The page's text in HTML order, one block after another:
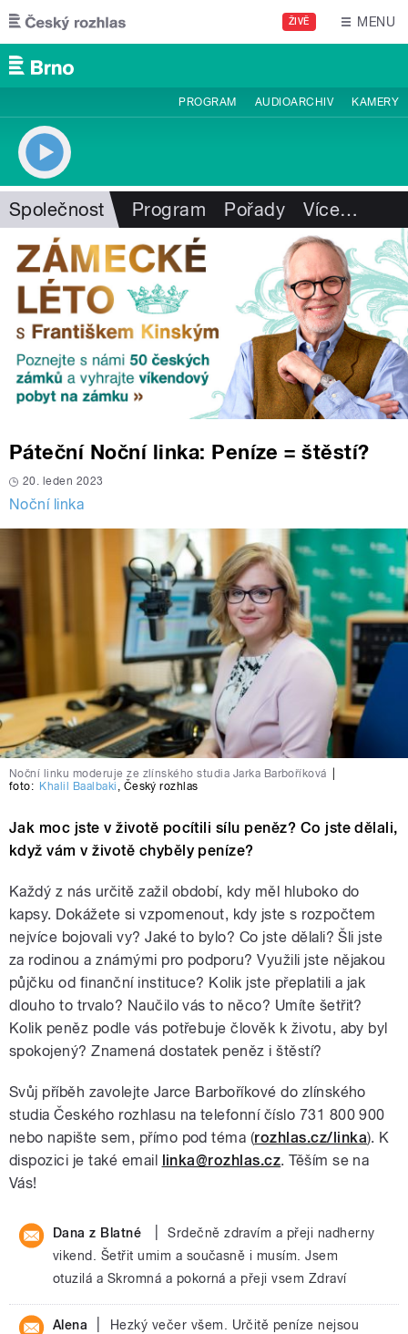
Přejít k hlavnímu obsahu
ŽIVĚ MENU
PROGRAM AUDIOARCHIV KAMERY
Společnost Program Pořady Více…
Páteční Noční linka: Peníze = štěstí?
20. leden 2023
Noční linka
Noční linku moderuje ze zlínského studia Jarka Barboříková
foto: Khalil Baalbaki , Český rozhlas
Jak moc jste v životě pocítili sílu peněz? Co jste dělali,
když vám v životě chyběly peníze?
Každý z nás určitě zažil období, kdy měl hluboko do
kapsy. Dokážete si vzpomenout, kdy jste s rozpočtem
nejvíce bojovali vy?Jaké to bylo? Co jste dělali? Šli jste
za rodinou a známými pro podporu?Využili jste nějakou
půjčku od finanční instituce? Kolik jste přeplatili a jak
dlouho to trvalo? Naučilo vás to něco? Umíte šetřit?
Kolik peněz podle vás potřebuje člověk k životu, aby byl
spokojený? Znamená dostatek peněz ištěstí?
Svůj příběh zavolejte Jarce Barboříkové do zlínského
studia Českého rozhlasu na telefonní číslo 731 800 900
nebo napište sem, přímo pod téma (rozhlas.cz/linka). K
dispozici je také email linka@rozhlas.cz. Těším se na
Vás!
Dana z Blatné
Srdečně zdravím a přeji nadherny
vikend. Šetřit umim a současně i musím. Jsem
otuzilá a Skromná a pokorná a přeji vsem Zdraví
Alena
Hezký večer všem. Určitě peníze nejsou